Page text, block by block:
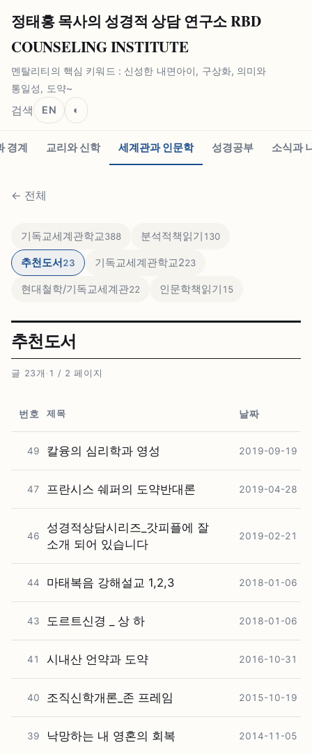
정태홍 목사의 성경적 상담 연구소 RBD
COUNSELING INSTITUTE
멘탈리티의 핵심 키워드 : 신성한 내면아이, 구상화, 의미와
통일성, 도약~
검색 EN ◐
경계 교리와 신학 세계관과 인문학 성경공부 소식과
← 전체
기독교세계관학교388 분석적책읽기 130
추천도서23 기독교세계관학교223
현대철학/기독교세계관22 인문학책읽기 15
추천도서
글 23개 · 1 / 2 페이지
번호 제목 날짜
49 칼융의 심리학과 영성 2019-09-19
47 프란시스 쉐퍼의 도약반대론 2019-04-28
46
성경적상담시리즈_갓피플에 잘
소개 되어 있습니다
2019-02-21
44 마태복음 강해설교 1,2,3 2018-01-06
43 도르트신경 _ 상 하 2018-01-06
41 시내산 언약과 도약 2016-10-31
40 조직신학개론_존 프레임 2015-10-19
39 낙망하는 내 영혼의 회복 2014-11-05